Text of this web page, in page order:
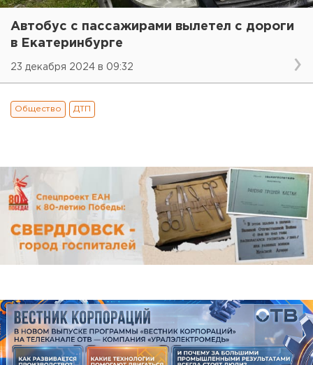
Автобус с пассажирами вылетел с дороги
в Екатеринбурге
23 декабря 2024 в 09:32
Общество ДТП